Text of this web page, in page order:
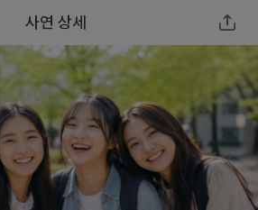
사연 상세